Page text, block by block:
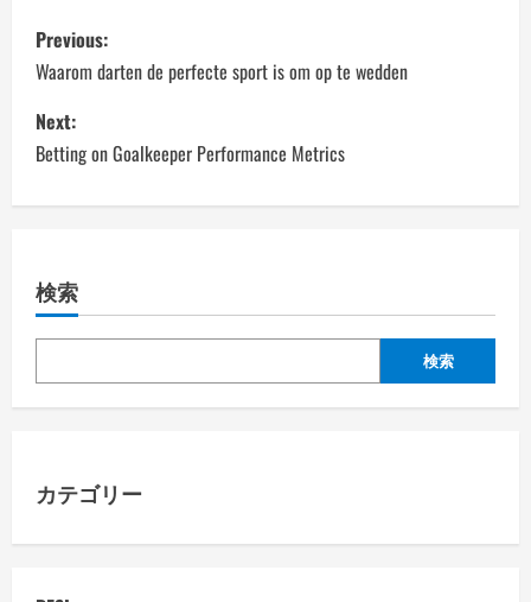
P
o
s
t
a
v
i
a
Previous:
Waarom darten de perfecte sport is om op te wedden
Next:
Betting on Goalkeeper Performance Metrics
検索
検索
カテゴリー